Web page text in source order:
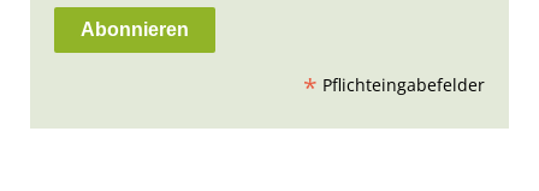
* Pflichteingabefelder